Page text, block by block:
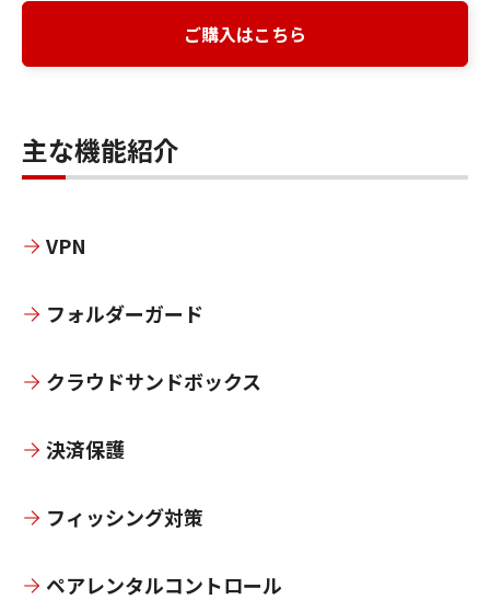
ご購入はこちら
主な機能紹介
VPN
フォルダーガード
クラウドサンドボックス
決済保護
フィッシング対策
ペアレンタルコントロール